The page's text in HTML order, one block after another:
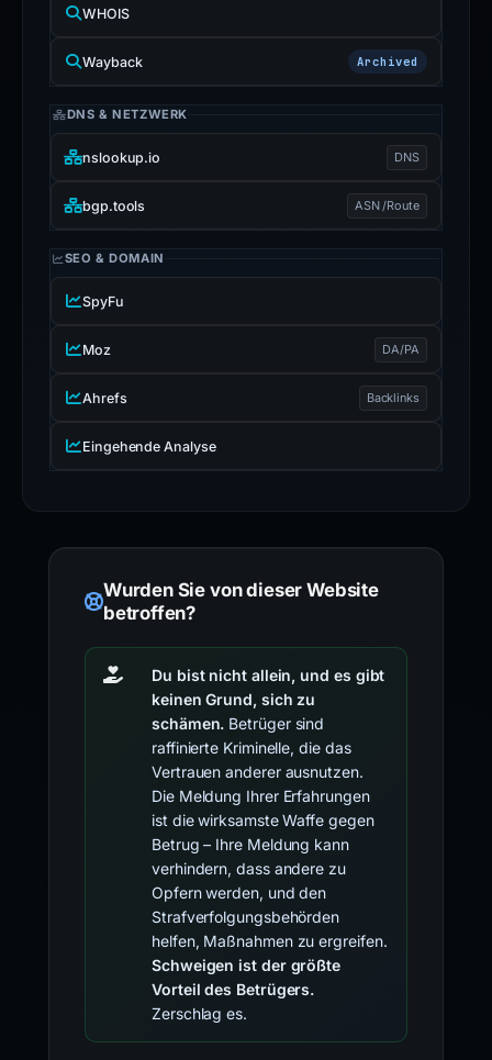
WHOIS
Wayback Archived
DNS & NETZWERK
nslookup.io DNS
bgp.tools ASN /Route
SEO & DOMAIN
SpyFu
Moz DA/PA
Ahrefs Backlinks
Eingehende Analyse
Wurden Sie von dieser Website
betroffen?
Du bist nicht allein, und es gibt
keinen Grund, sich zu
schämen. Betrüger sind
raffinierte Kriminelle, die das
Vertrauen anderer ausnutzen.
Die Meldung Ihrer Erfahrungen
ist die wirksamste Waffe gegen
Betrug – Ihre Meldung kann
verhindern, dass andere zu
Opfern werden, und den
Strafverfolgungsbehörden
helfen, Maßnahmen zu ergreifen.
Schweigen ist der größte
Vorteil des Betrügers.
Zerschlag es.